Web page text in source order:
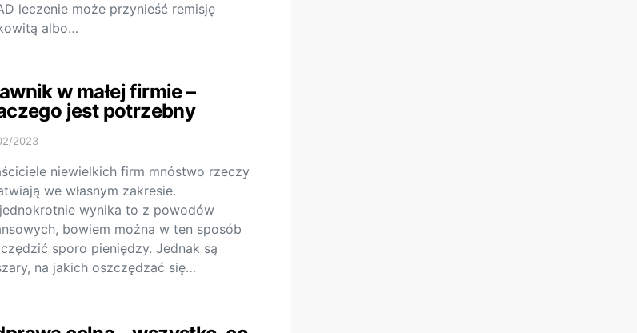
leczenie może przynieść remisję
albo…
w małej firmie –
jest potrzebny
2023
niewielkich firm mnóstwo rzeczy
we własnym zakresie.
wynika to z powodów
bowiem można w ten sposób
sporo pieniędzy. Jednak są
na jakich oszczędzać się…